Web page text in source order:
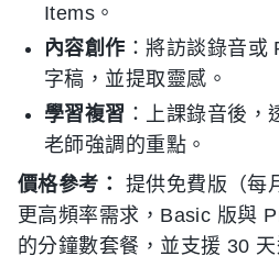
Items。
內容創作 ：將訪談錄音
字稿，並提取靈感。
學習複習 ：上課錄音後
老師強調的重點。
價格參考：
提供免費版（每
更高頻率需求，Basic 版與
的分鐘數套餐，並支援 30 天